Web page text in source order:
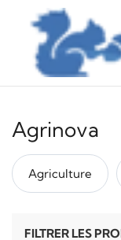
Agrinova
Agriculture
FILTRER LES